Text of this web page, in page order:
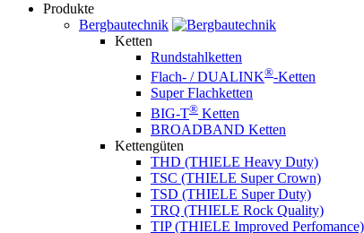
Produkte
Bergbautechnik
Ketten
Rundstahlketten
Flach- / DUALINK®-Ketten
Super Flachketten
BIG-T® Ketten
BROADBAND Ketten
Kettengüten
THD (THIELE Heavy Duty)
TSC (THIELE Super Crown)
TSD (THIELE Super Duty)
TRQ (THIELE Rock Quality)
TIP (THIELE Improved Perfomance)